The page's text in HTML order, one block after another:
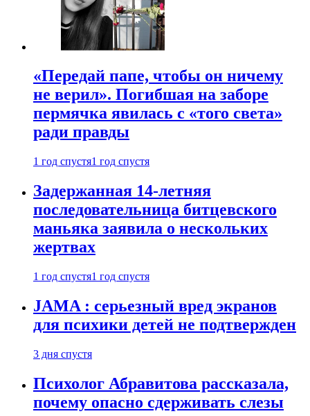
«Передай папе, чтобы он ничему
не верил». Погибшая на заборе
пермячка явилась с «того света»
ради правды
1 год спустя1 год спустя
Задержанная 14-летняя
последовательница битцевского
маньяка заявила о нескольких
жертвах
1 год спустя1 год спустя
JAMA : серьезный вред экранов
для психики детей не подтвержден
3 дня спустя
Психолог Абравитова рассказала,
почему опасно сдерживать слезы